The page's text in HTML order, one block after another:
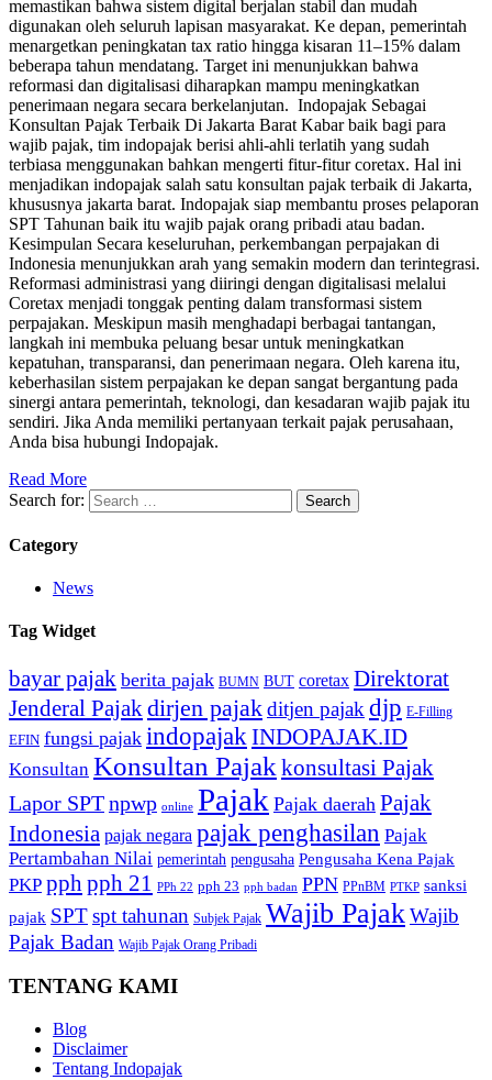
memastikan bahwa sistem digital berjalan stabil dan mudah
digunakan oleh seluruh lapisan masyarakat. Ke depan, pemerintah
menargetkan peningkatan tax ratio hingga kisaran 11–15% dalam
beberapa tahun mendatang. Target ini menunjukkan bahwa
reformasi dan digitalisasi diharapkan mampu meningkatkan
penerimaan negara secara berkelanjutan. Indopajak Sebagai
Konsultan Pajak Terbaik Di Jakarta Barat Kabar baik bagi para
wajib pajak, tim indopajak berisi ahli-ahli terlatih yang sudah
terbiasa menggunakan bahkan mengerti fitur-fitur coretax. Hal ini
menjadikan indopajak salah satu konsultan pajak terbaik di Jakarta,
khususnya jakarta barat. Indopajak siap membantu proses pelaporan
SPT Tahunan baik itu wajib pajak orang pribadi atau badan.
Kesimpulan Secara keseluruhan, perkembangan perpajakan di
Indonesia menunjukkan arah yang semakin modern dan terintegrasi.
Reformasi administrasi yang diiringi dengan digitalisasi melalui
Coretax menjadi tonggak penting dalam transformasi sistem
perpajakan. Meskipun masih menghadapi berbagai tantangan,
langkah ini membuka peluang besar untuk meningkatkan
kepatuhan, transparansi, dan penerimaan negara. Oleh karena itu,
keberhasilan sistem perpajakan ke depan sangat bergantung pada
sinergi antara pemerintah, teknologi, dan kesadaran wajib pajak itu
sendiri. Jika Anda memiliki pertanyaan terkait pajak perusahaan,
Anda bisa hubungi Indopajak.
Read More
Search for:
Category
News
Tag Widget
bayar pajak berita pajak BUMN BUT coretax Direktorat
Jenderal Pajak dirjen pajakditjen pajak djp E-Filling
EFIN fungsi pajak indopajak INDOPAJAK.ID
Konsultan Konsultan Pajak konsultasi Pajak
Lapor SPTnpwp online Pajak Pajak daerah Pajak
Indonesia pajak negara pajak penghasilan Pajak
Pertambahan Nilai pemerintah pengusaha Pengusaha Kena Pajak
PKP pph pph 21 PPh 22 pph 23 pph badan PPN PPnBM PTKP sanksi
pajak SPTspt tahunan Subjek Pajak Wajib PajakWajib
Pajak Badan Wajib Pajak Orang Pribadi
TENTANG KAMI
Blog
Disclaimer
Tentang Indopajak